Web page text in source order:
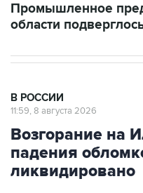
Промышленное
области
В РОССИИ
11:59, 8 августа 2026
Возгорание на
падения
ликвидировано